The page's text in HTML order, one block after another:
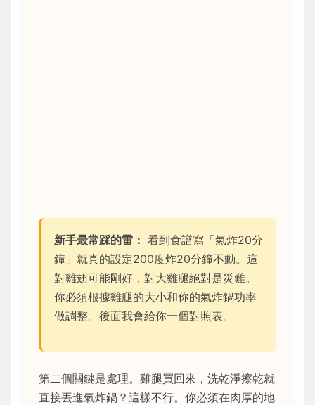
新手最常踩的雷： 看到食譜寫「氣炸20分
鐘」就真的設定200度炸20分鐘不動。這
對雞翅可能剛好，對大雞腿絕對是災難。
你必須根據雞腿的大小和你的氣炸鍋功率
做調整。後面我會給你一個對照表。
第二個關鍵是處理。雞腿買回來，洗乾淨擦乾就
直接丟進氣炸鍋？這樣不行。你必須在肉厚的地